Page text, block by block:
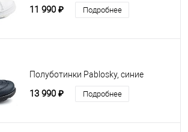
11 990 ₽ Подробнее
Полуботинки Pablosky, синие
13 990 ₽ Подробнее